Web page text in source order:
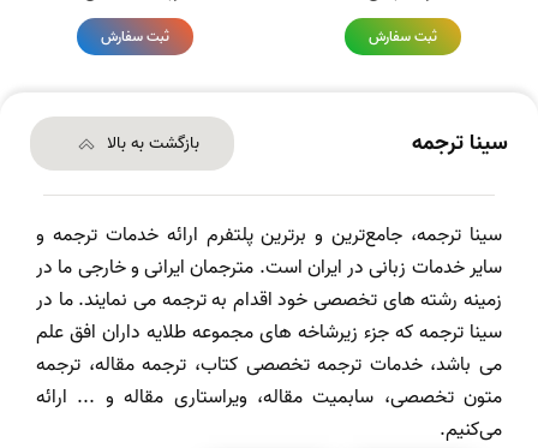
ثبت سفارش ثبت سفارش
سینا ترجمه بازگشت به بالا
سینا ترجمه، جامع‌ترین و برترین پلتفرم ارائه خدمات ترجمه و
سایر خدمات زبانی در ایران است. مترجمان ایرانی و خارجی ما در
زمینه رشته های تخصصی خود اقدام به ترجمه می نمایند. ما در
سینا ترجمه که جزء زیرشاخه های مجموعه طلایه داران افق علم
می باشد، خدمات ترجمه تخصصی کتاب، ترجمه مقاله، ترجمه
متون تخصصی، سابمیت مقاله، ویراستاری مقاله و ... ارائه
می‌کنیم.